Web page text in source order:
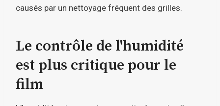
causés par un nettoyage fréquent des grilles.
Le contrôle de l'humidité
est plus critique pour le
film